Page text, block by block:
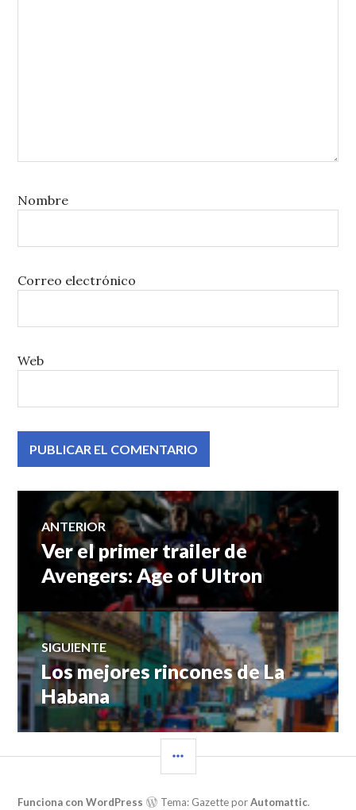
Nombre
Correo electrónico
Web
Navegación
de
entradas
ANTERIOR
Entrada
anterior:
Ver el primer trailer de
Avengers: Age of Ultron
SIGUIENTE
Entrada
siguiente:
Los mejores rincones de La
Habana
LATERAL
Funciona con WordPress Tema: Gazette porAutomattic.